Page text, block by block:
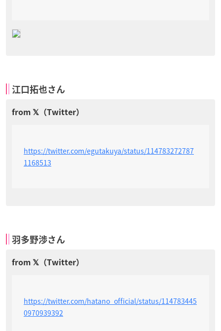
江口拓也さん
https://twitter.com/egutakuya/status/114783272787
1168513
羽多野渉さん
https://twitter.com/hatano_official/status/114783445
0970939392